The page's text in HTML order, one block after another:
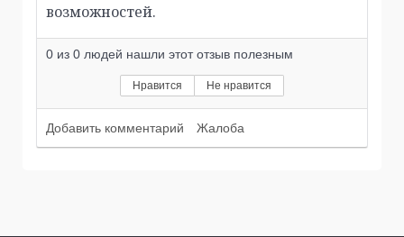
возможностей.
0 из 0 людей нашли этот отзыв полезным
Нравится Не нравится
Добавить комментарий Жалоба